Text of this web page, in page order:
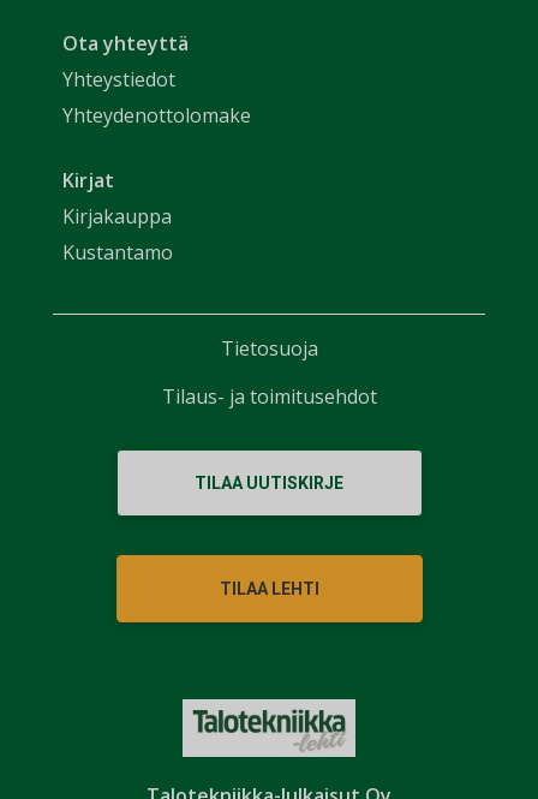
Ota yhteyttä
Yhteystiedot
Yhteydenottolomake
Kirjat
Kirjakauppa
Kustantamo
TILAA UUTISKIRJE
TILAA LEHTI
Tietosuoja
Tilaus- ja toimitusehdot